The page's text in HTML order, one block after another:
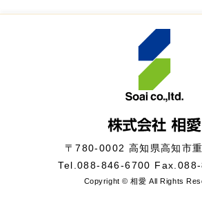
〒780-0002 高知県高知市
Tel.088-846-6700
Copyright © 相愛 All Rights